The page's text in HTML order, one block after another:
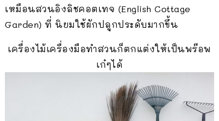
เหมือนสวนอิงลิชคอตเทจ (English Cottage
Garden) ที่ นิยมใช้ผักปลูกประดับมากขึ้น
เครื่องไม้เครื่องมือทำสวนก็ตกแต่งให้เป็นพร๊อพ
เก๋ๆได้